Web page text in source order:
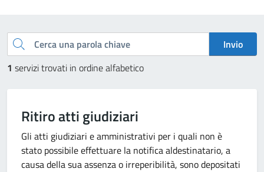
Esplora tutti i servizi
Cerca una parola chiave
Invio
1 servizi trovati in ordine alfabetico
Ritiro atti giudiziari
Gli atti giudiziari e amministrativi per i quali non è
stato possibile effettuare la notifica aldestinatario, a
causa della sua assenza o irreperibilità, sono depositati